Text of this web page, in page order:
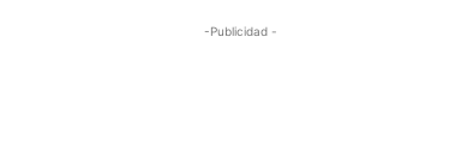
-Publicidad -